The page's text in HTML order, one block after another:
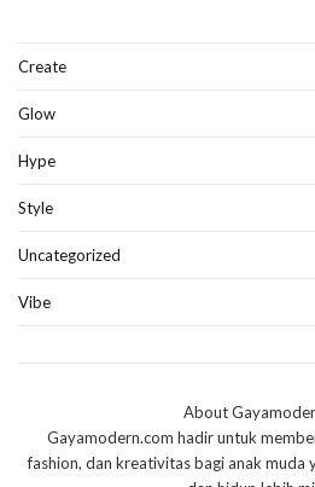
Create
Glow
Hype
Style
Uncategorized
Vibe
About
Gayamodern.com hadir untuk
fashion, dan kreativitas bagi anak muda